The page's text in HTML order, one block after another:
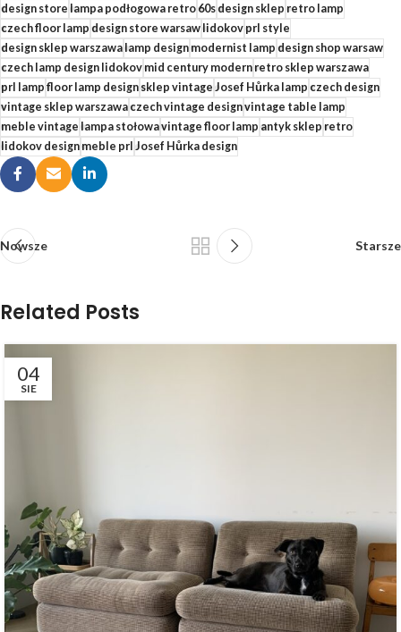
design store lampa podłogowa retro60sdesign sklep retro lamp
czech floor lamp design store warsawlidokovprl style
design sklep warszawalamp designmodernist lamp design shop warsaw
czech lamp design lidokovmid century modernretro sklep warszawa
prl lamp floor lamp designsklep vintage Josef Hůrka lamp czech design
vintage sklep warszawaczech vintage designvintage table lamp
meble vintage lampa stołowavintage floor lamp antyk sklep retro
lidokov designmeble prl Josef Hůrka design
Nowsze Starsze
Related Posts
04
SIE